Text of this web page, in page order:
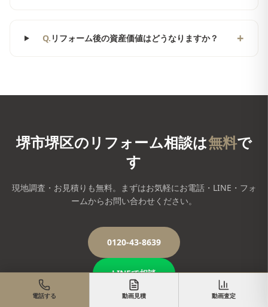
Q. リフォーム後の資産価値はどうなりますか？ +
堺市堺区のリフォーム相談は無料で
す
現地調査・お見積りも無料。まずはお気軽にお電話・LINE・フォ
ームからお問い合わせください。
0120-43-8639
LINEで相談
電話する 動画見積 動画査定